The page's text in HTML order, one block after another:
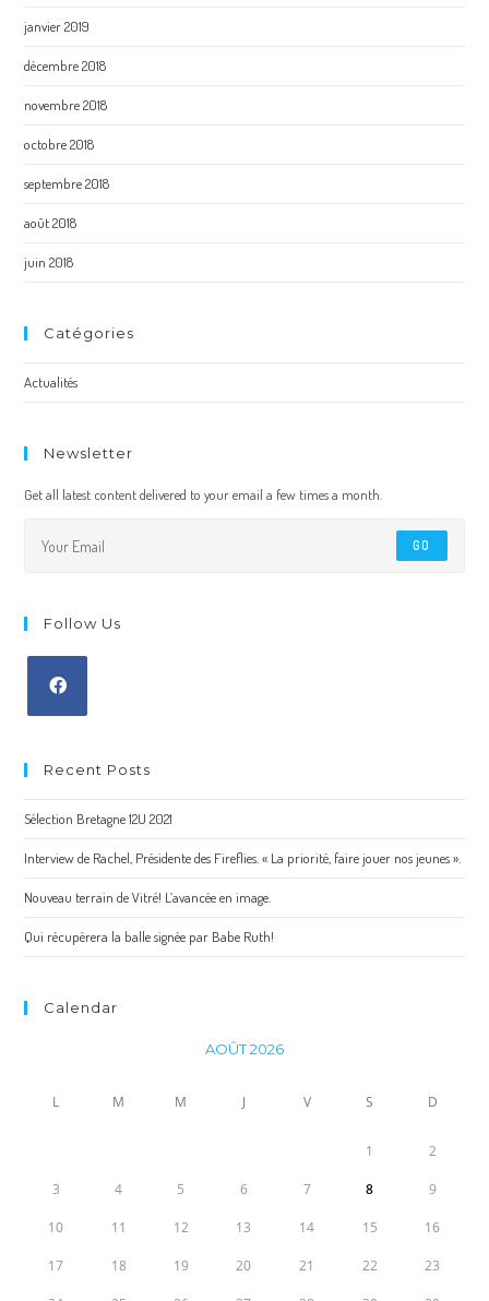
janvier 2019
décembre 2018
novembre 2018
octobre 2018
septembre 2018
août 2018
juin 2018
Catégories
Actualités
Newsletter
Get all latest content delivered to your email a few times a month.
GO
Follow Us
Recent Posts
Sélection Bretagne 12U 2021
Interview de Rachel, Présidente des Fireflies. « La priorité, faire jouer nos jeunes ».
Nouveau terrain de Vitré! L’avancée en image.
Qui récupèrera la balle signée par Babe Ruth!
Calendar
AOÛT 2026
L M M J V S D
1 2
3 4 5 6 7 8 9
10 11 12 13 14 15 16
17 18 19 20 21 22 23